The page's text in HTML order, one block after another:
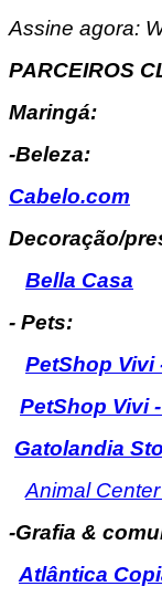
Assine agora:
PARCEIROS
Maringá:
-Beleza:
Cabelo.com
Decoração/
Bella Casa
- Pets:
PetShop Vivi
PetShop Vivi
Gatolandia
Animal
-Grafia &
Atlântica